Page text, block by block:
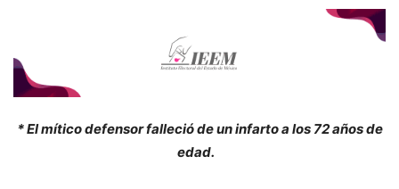
* El mítico defensor falleció de un infarto a los 72 años de
edad.